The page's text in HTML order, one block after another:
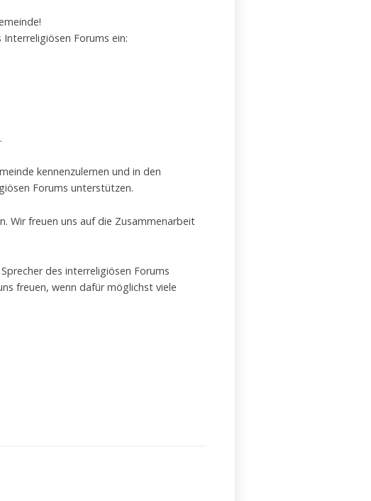
Forums ein:
kennenzulernen und in den
Forums unterstützen.
Wir freuen uns auf die Zusammenarbeit
des interreligiösen Forums
freuen, wenn dafür möglichst viele